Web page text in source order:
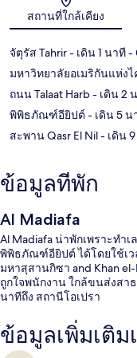
สถานที่ใกล้เคียง
จัตุรัส Tahrir- เดิน 1 นาที-
มหาวิทยาลัยอเมริกันแห่งไ
ถนน Talaat Harb- เดิน 2
พิพิธภัณฑ์อียิปต์ - เดิน 5 น
สะพาน Qasr El Nil- เดิน
ข้อมูลที่พัก
Al Madiafa
Al Madiafa น่าพักเพราะทำ
พิพิธภัณฑ์อียิปต์ ได้โดยใช้เว
มหาสุสานกิซา and Khan
ถูกใจพนักงาน ใกล้ขนส่งสา
นาทีถึง สถานีโอเปรา
ข้อมูลเพิ่มเติ